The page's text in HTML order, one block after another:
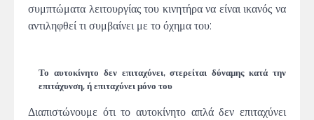
συμπτώματα λειτουργίας του κινητήρα να είναι ικανός να
αντιληφθεί τι συμβαίνει με το όχημα του:
Το αυτοκίνητο δεν επιταχύνει, στερείται δύναμης κατά την
επιτάχυνση, ή επιταχύνει μόνο του
Διαπιστώνουμε ότι το αυτοκίνητο απλά δεν επιταχύνει